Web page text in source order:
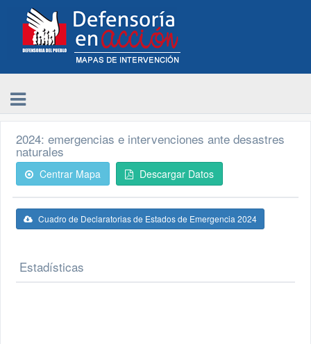
2024: emergencias e intervenciones ante desastres
naturales
Centrar Mapa Descargar Datos
Cuadro de Declaratorias de Estados de Emergencia 2024
Estadísticas